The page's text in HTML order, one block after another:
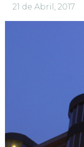
21 de Abril, 2017